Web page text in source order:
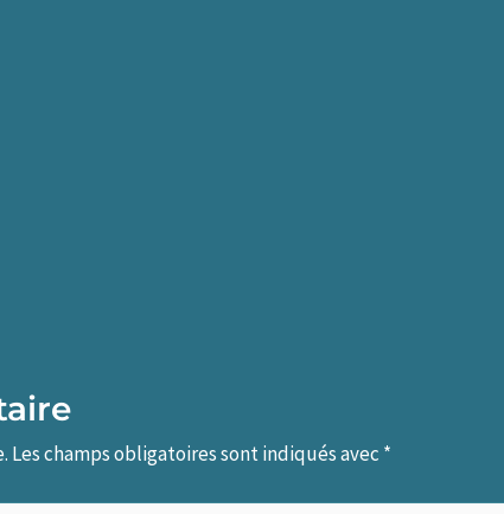
Les champs obligatoires sont indiqués avec *